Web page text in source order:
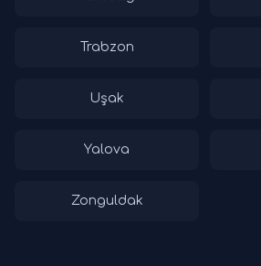
Trabzon
Uşak
Yalova
Zonguldak